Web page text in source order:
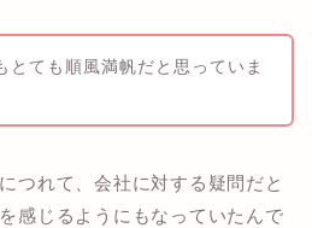
とても順風満帆だと思っていま
つれて、会社に対する疑問だと
感じるようにもなっていたんで